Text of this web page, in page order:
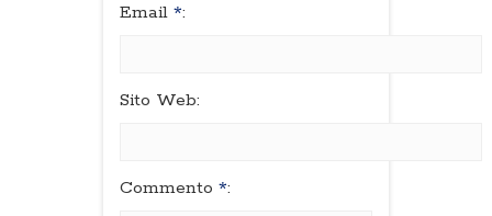
Email *:
Sito Web:
Commento *: